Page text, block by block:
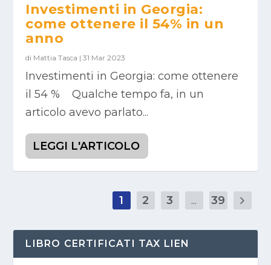
Investimenti in Georgia:
come ottenere il 54% in un
anno
di Mattia Tasca |31 Mar 2023
Investimenti in Georgia: come ottenere
il 54 % Qualche tempo fa, in un
articolo avevo parlato...
LEGGI L'ARTICOLO
1 2 3 ... 39
LIBRO CERTIFICATI TAX LIEN